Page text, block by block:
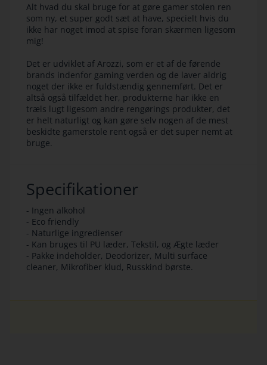
Alt hvad du skal bruge for at gøre gamer stolen ren
som ny, et super godt sæt at have, specielt hvis du
ikke har noget imod at spise foran skærmen ligesom
mig!
Det er udviklet af Arozzi, som er et af de førende
brands indenfor gaming verden og de laver aldrig
noget der ikke er fuldstændig gennemført. Det er
altså også tilfældet her, produkterne har ikke en
træls lugt ligesom andre rengørings produkter, det
er helt naturligt og kan gøre selv nogen af de mest
beskidte gamerstole rent også er det super nemt at
bruge.
Specifikationer
- Ingen alkohol
- Eco friendly
- Naturlige ingredienser
- Kan bruges til PU læder, Tekstil, og Ægte læder
- Pakke indeholder, Deodorizer, Multi surface
cleaner, Mikrofiber klud, Russkind børste.